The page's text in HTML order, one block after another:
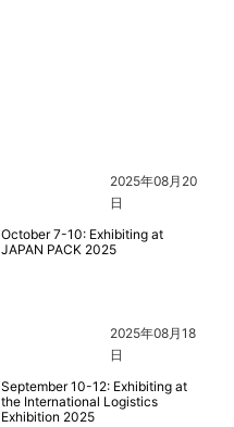
2025年08月20
日
October 7-10: Exhibiting at
JAPAN PACK 2025
2025年08月18
日
September 10-12: Exhibiting at
the International Logistics
Exhibition 2025